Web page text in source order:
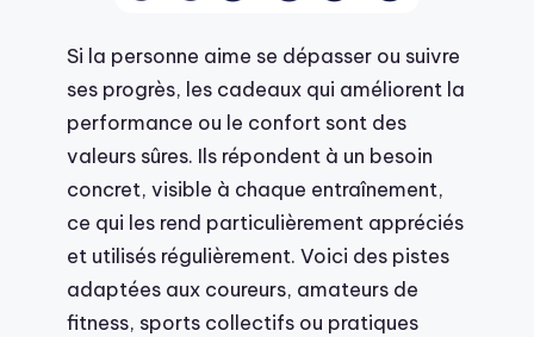
Si la personne aime se dépasser ou suivre
ses progrès, les cadeaux qui améliorent la
performance ou le confort sont des
valeurs sûres. Ils répondent à un besoin
concret, visible à chaque entraînement,
ce qui les rend particulièrement appréciés
et utilisés régulièrement. Voici des pistes
adaptées aux coureurs, amateurs de
fitness, sports collectifs ou pratiques